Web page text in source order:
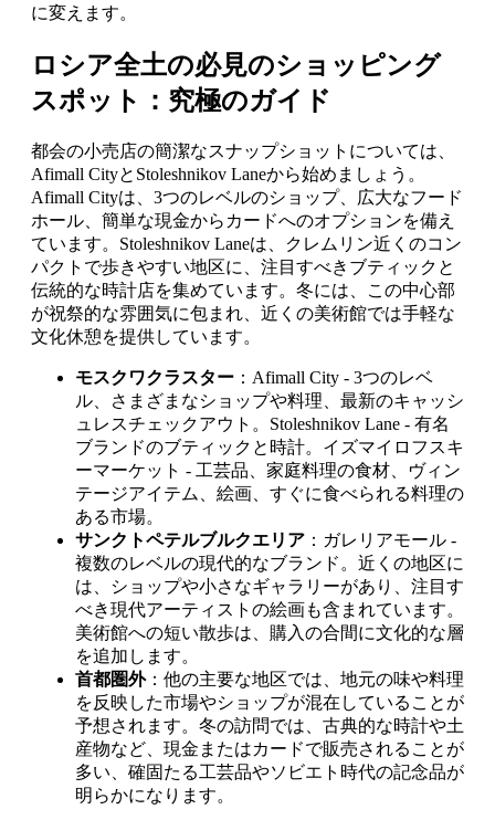
に変えます。
ロシア全土の必見のショッピング
スポット：究極のガイド
都会の小売店の簡潔なスナップショットについては、
Afimall CityとStoleshnikov Laneから始めましょう。
Afimall Cityは、3つのレベルのショップ、広大なフード
ホール、簡単な現金からカードへのオプションを備え
ています。Stoleshnikov Laneは、クレムリン近くのコン
パクトで歩きやすい地区に、注目すべきブティックと
伝統的な時計店を集めています。冬には、この中心部
が祝祭的な雰囲気に包まれ、近くの美術館では手軽な
文化休憩を提供しています。
モスクワクラスター ：Afimall City - 3つのレベ
ル、さまざまなショップや料理、最新のキャッシ
ュレスチェックアウト。Stoleshnikov Lane - 有名
ブランドのブティックと時計。イズマイロフスキ
ーマーケット - 工芸品、家庭料理の食材、ヴィン
テージアイテム、絵画、すぐに食べられる料理の
ある市場。
サンクトペテルブルクエリア ：ガレリアモール -
複数のレベルの現代的なブランド。近くの地区に
は、ショップや小さなギャラリーがあり、注目す
べき現代アーティストの絵画も含まれています。
美術館への短い散歩は、購入の合間に文化的な層
を追加します。
首都圏外：他の主要な地区では、地元の味や料理
を反映した市場やショップが混在していることが
予想されます。冬の訪問では、古典的な時計や土
産物など、現金またはカードで販売されることが
多い、確固たる工芸品やソビエト時代の記念品が
明らかになります。